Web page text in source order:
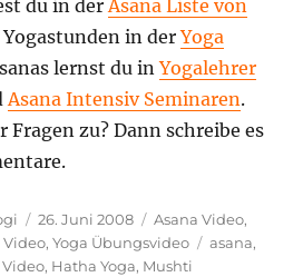
du in derAsana Liste von
Yogastunden in derYoga
lernst du inYogalehrer
Asana Intensiv Seminaren.
Fragen zu? Dann schreibe es
Veröffentlicht
am
26. Juni 2008 Kategorien
Asana Video,
Video,Yoga Übungsvideo asana,
Video, Hatha Yoga, Mushti